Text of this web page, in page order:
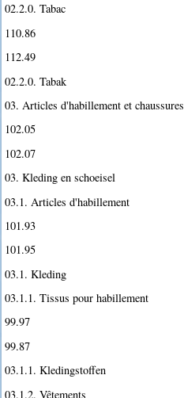
02.2.0. Tabac
110.86
112.49
02.2.0. Tabak
03. Articles d'habillement et chaussures
102.05
102.07
03. Kleding en schoeisel
03.1. Articles d'habillement
101.93
101.95
03.1. Kleding
03.1.1. Tissus pour habillement
99.97
99.87
03.1.1. Kledingstoffen
03.1.2. Vêtements